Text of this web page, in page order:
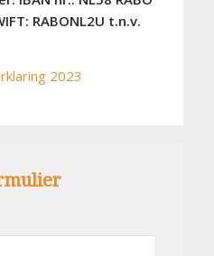
RABONL2U t.n.v.
2023